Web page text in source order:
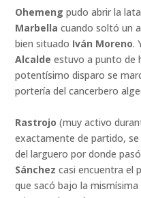
Ohemeng pudo abrir la
Marbellacuando soltó un
bien situado Iván Moreno.
Alcalde estuvo a punto de
potentísimo disparo se
portería del cancerbero
Rastrojo (muy activo
exactamente de partido,
del larguero por donde
Sánchez casi encuentra el
que sacó bajo la